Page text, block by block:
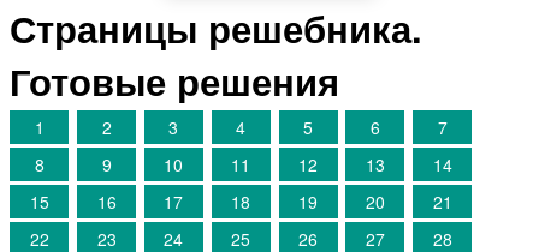
Страницы решебника.
Готовые решения
1 2 3 4 5 6
7
8
9 10 11 12 13
14
15
16 17 18 19 20
21
22
23 24 25 26 27
28